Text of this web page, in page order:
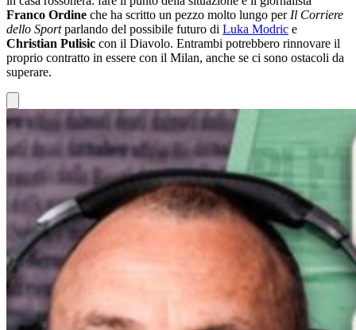
Franco Ordine che ha scritto un pezzo molto lungo per Il Corriere
dello Sportparlando del possibile futuro di Luka Modric e
Christian Pulisic con il Diavolo. Entrambi potrebbero rinnovare il
proprio contratto in essere con il Milan, anche se ci sono ostacoli da
superare.